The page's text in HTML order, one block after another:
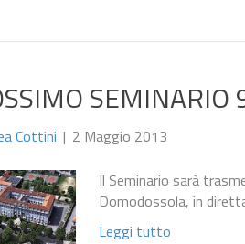
Cottini | 2 Maggio 2013
Il Seminario sarà
Domodossola, in
Leggi tutto